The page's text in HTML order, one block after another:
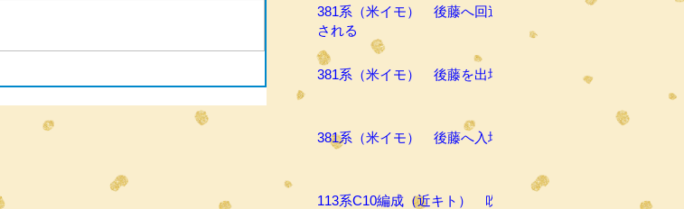
381系（米イモ） 後藤へ回送
される
381系（米イモ） 後藤を出場
381系（米イモ） 後藤へ入場
113系C10編成（近キト） 吹